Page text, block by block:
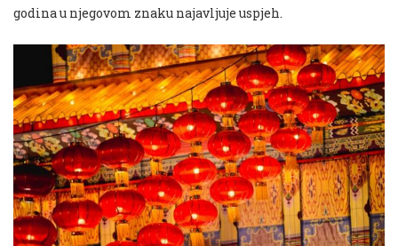
godina u njegovom znaku najavljuje uspjeh.